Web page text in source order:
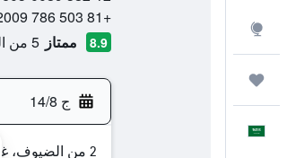
+81 503 786 2009
8.9 ممتاز 5 من التقييمات تم التحقق منها
ج 14/8
2 من الضيوف، غرفة واحدة